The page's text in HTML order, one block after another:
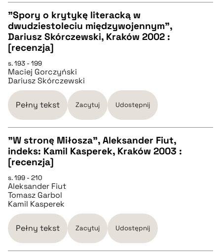
CZYSTY TEKST
pobierz cytat
BIBTEX
pobierz cytat
"Spory o krytykę literacką w
dwudziestoleciu międzywojennym",
Dariusz Skórczewski, Kraków 2002 :
[recenzja]
s. 193 - 199
Maciej Gorczyński
Dariusz Skórczewski
Pełny tekst Zacytuj Udostępnij
CZYSTY TEKST
pobierz cytat
BIBTEX
pobierz cytat
"W stronę Miłosza", Aleksander Fiut,
indeks: Kamil Kasperek, Kraków 2003 :
[recenzja]
s. 199 - 210
Aleksander Fiut
Tomasz Garbol
Kamil Kasperek
Pełny tekst Zacytuj Udostępnij